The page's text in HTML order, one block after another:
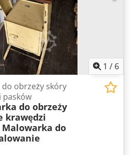
1 / 6
do obrzeży skóry
pasków
do obrzeży
krawędzi
Malowarka do